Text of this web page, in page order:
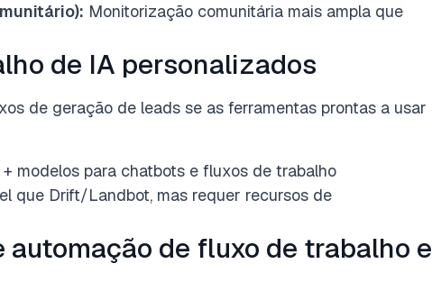
Monitorização comunitária mais ampla que
de IA personalizados
de geração de leads se as ferramentas prontas a usar
+ modelos para chatbots e fluxos de trabalho
que Drift/Landbot, mas requer recursos de
automação de fluxo de trabalho e